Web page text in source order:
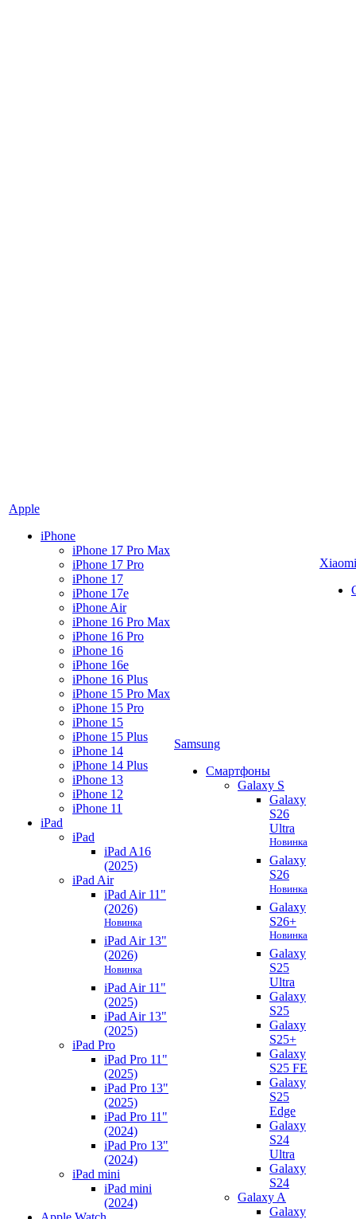
Apple
iPhone
iPhone 17 Pro Max
iPhone 17 Pro
iPhone 17
iPhone 17e
iPhone Air
iPhone 16 Pro Max
iPhone 16 Pro
iPhone 16
iPhone 16e
iPhone 16 Plus
iPhone 15 Pro Max
iPhone 15 Pro
iPhone 15
iPhone 15 Plus
iPhone 14
iPhone 14 Plus
iPhone 13
iPhone 12
iPhone 11
iPad
iPad
iPad A16
(2025)
iPad Air
iPad Air 11"
(2026)
Новинка
iPad Air 13"
(2026)
Новинка
iPad Air 11"
(2025)
iPad Air 13"
(2025)
iPad Pro
iPad Pro 11"
(2025)
iPad Pro 13"
(2025)
iPad Pro 11"
(2024)
iPad Pro 13"
(2024)
iPad mini
iPad mini
(2024)
Samsung
Смартфоны
Galaxy S
Galaxy
S26
Ultra
Новинка
Galaxy
S26
Новинка
Galaxy
S26+
Новинка
Galaxy
S25
Ultra
Galaxy
S25
Galaxy
S25+
Galaxy
S25 FE
Galaxy
S25
Edge
Galaxy
S24
Ultra
Galaxy
S24
Galaxy A
Galaxy
Xiaomi